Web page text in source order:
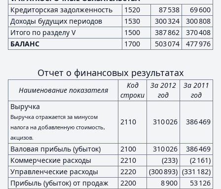
Кредиторская задолженность
1520 87 538
69 600
Доходы будущих периодов
1530 300 324
300 808
Итого по разделу V
1500 387 862
370 408
БАЛАНС
1700 503 074 477 976
Отчет о финансовых результатах
Наименование показателя
Код
строки
За 2012
год
За 2011
год
Выручка
Выручка отражается за минусом
налога на добавленную стоимость,
акцизов.
2110 310 026 386 469
Валовая прибыль (убыток) 2100 310 026
386 469
Коммерческие расходы
2210 (233)
(2 161)
Управленческие расходы
2220 (300 893) (331 182)
Прибыль (убыток) от продаж
2200 8 900
53 126